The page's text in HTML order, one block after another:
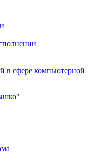
в сфере компьютерной